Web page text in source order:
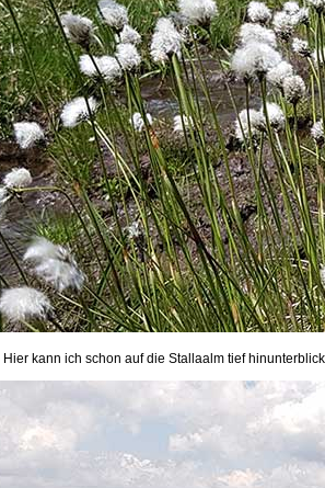
Hier kann ich schon auf die Stallaalm tief